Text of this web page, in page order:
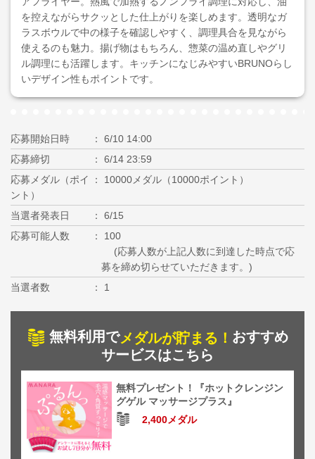
を控えながらサクッとした仕上がりを楽しめます。透明なガ
ラスボウルで中の様子を確認しやすく、調理具合を見ながら
使えるのも魅力。揚げ物はもちろん、惣菜の温め直しやグリ
ル調理にも活躍します。キッチンになじみやすいBRUNOらし
いデザイン性もポイントです。
応募開始日時
6/10 14:00
応募締切
6/14 23:59
応募メダル（ポイ
ント）
10000メダル（10000ポイント）
当選者発表日
6/15
応募可能人数
100
(応募人数が上記人数に到達した時点で応
募を締め切らせていただきます。)
当選者数
1
無料利用でメダルが貯まる！ おすすめ
サービスはこちら
無料プレゼント！『ホットクレンジン
グゲル マッサージプラス』
2,400メダル